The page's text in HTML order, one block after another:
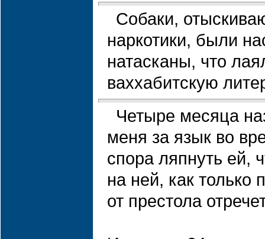
Собаки,
наркотики, были
натасканы, что
ваххабитскую
Четыре месяца
меня за язык во
спора ляпнуть ей,
на ней, как только
от престола